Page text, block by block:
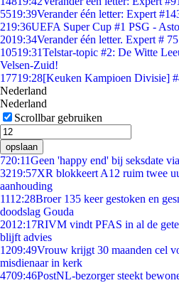
5519:39Verander één letter: Expert
219:36UEFA Super Cup #1 PSG -
2019:34Verander één letter. Expert #
10519:31Telstar-topic #2: De Witte
Velsen-Zuid!
17719:28[Keuken Kampioen Divisie]
Nederland
Nederland
Scrollbar gebruiken
opslaan
720:11Geen 'happy end' bij seksdate
3219:57XR blokkeert A12 ruim twee
aanhouding
1112:28Broer 135 keer gestoken en
doodslag Gouda
2012:17RIVM vindt PFAS in al de
blijft advies
1209:49Vrouw krijgt 30 maanden cel
misdienaar in kerk
4709:46PostNL-bezorger steekt